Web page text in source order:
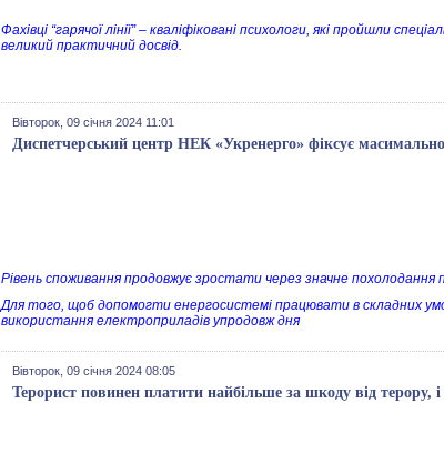
Фахівці “гарячої лінії” – кваліфіковані психологи, які пройшли
великий практичний досвід.
Вівторок, 09 січня 2024 11:01
Диспетчерський центр НЕК «Укренерго» фіксує
Рівень споживання продовжує зростати через значне похолодання
Для того, щоб допомогти енергосистемі працювати в складних
використання електроприладів упродовж дня
Вівторок, 09 січня 2024 08:05
Терорист повинен платити найбільше за шкоду від терору,